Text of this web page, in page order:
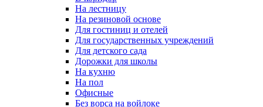
На лестницу
На резиновой основе
Для гостиниц и отелей
Для государственных учреждений
Для детского сада
Дорожки для школы
На кухню
На пол
Офисные
Без ворса на войлоке